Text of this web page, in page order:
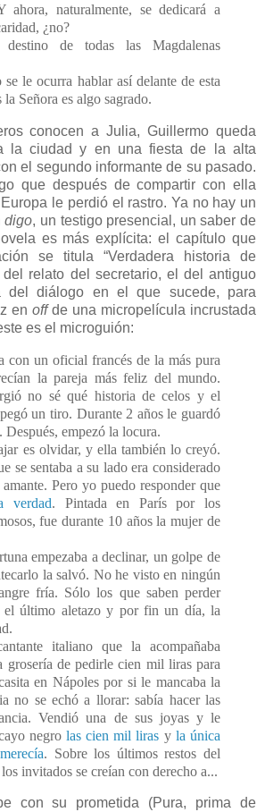
naturalmente, se dedicará a
¿no?
de todas las Magdalenas
se le ocurra hablar así delante de esta
la Señora es algo sagrado.
conocen a Julia, Guillermo queda
la ciudad y en una fiesta de la alta
el segundo informante de su pasado.
que después de compartir con ella
le perdió el rastro. Ya no hay un
digo, un testigo presencial, un saber de
es más explícita: el capítulo que
se titula “Verdadera historia de
del relato del secretario, el del antiguo
del diálogo en el que sucede, para
en offde una micropelícula incrustada
es el microguión:
con un oficial francés de la más pura
la pareja más feliz del mundo.
no sé qué historia de celos y el
un tiro. Durante 2 años le guardó
empezó la locura.
es olvidar, y ella también lo creyó.
se sentaba a su lado era considerado
Pero yo puedo responder que
verdad. Pintada en París por los
fue durante 10 años la mujer de
empezaba a declinar, un golpe de
la salvó. No he visto en ningún
fría. Sólo los que saben perder
el último aletazo y por fin un día, la
italiano que la acompañaba
grosería de pedirle cien mil liras para
en Nápoles por si le mancaba la
no se echó a llorar: sabía hacer las
Vendió una de sus joyas y le
negro las cien mil liras y la única
. Sobre los últimos restos del
invitados se creían con derecho a...
con su prometida (Pura, prima de